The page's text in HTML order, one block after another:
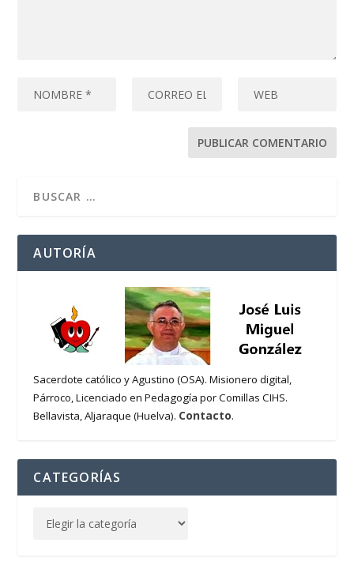
AUTORÍA
Sacerdote católico y Agustino (OSA). Misionero digital,
Párroco, Licenciado en Pedagogía por Comillas CIHS.
Bellavista, Aljaraque (Huelva). Contacto.
CATEGORÍAS